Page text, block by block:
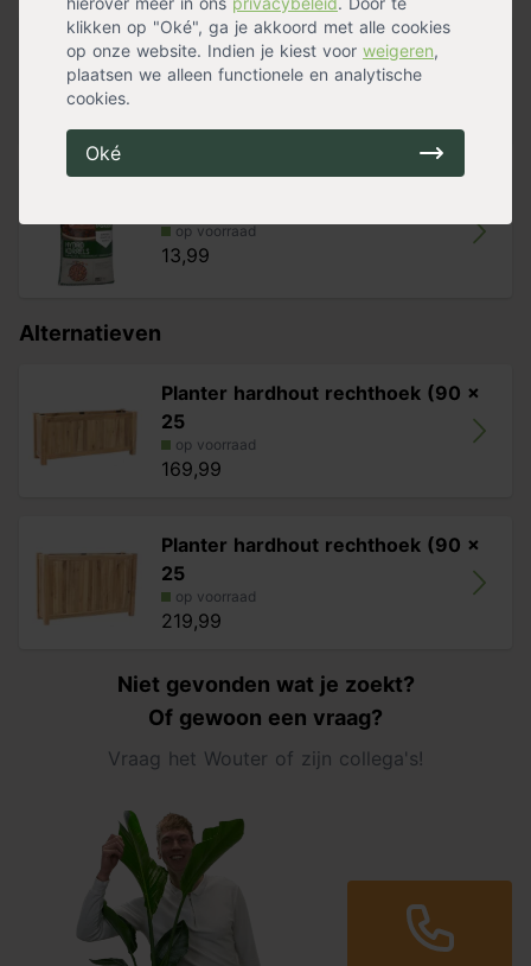
klikken op "Oké", ga je akkoord met alle cookies
op onze website. Indien je kiest voor weigeren,
plaatsen we alleen functionele en analytische
cookies.
Oké
- Duurzaamheidsklasse 1
Pokon Potgrond
op voorraad
op voorraad
13,99
Alternatieven
Planter hardhout rechthoek (90 x
25
op voorraad
169,99
Planter hardhout rechthoek (90 x
25
op voorraad
219,99
Niet gevonden wat je zoekt?
Of gewoon een vraag?
Vraag het Wouter of zijn collega's!